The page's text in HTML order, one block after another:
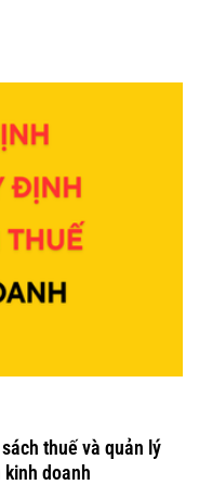
thuế và quản lý
doanh